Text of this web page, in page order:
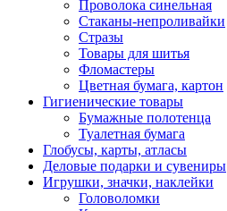
Проволока синельная
Стаканы-непроливайки
Стразы
Товары для шитья
Фломастеры
Цветная бумага, картон
Гигиенические товары
Бумажные полотенца
Туалетная бумага
Глобусы, карты, атласы
Деловые подарки и сувениры
Игрушки, значки, наклейки
Головоломки